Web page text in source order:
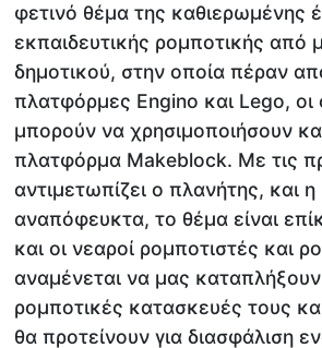
φετινό θέμα της καθιερωμένης
εκπαιδευτικής ρομποτικής από
δημοτικού, στην οποία πέραν
πλατφόρμες Engino και Lego, οι
μπορούν να χρησιμοποιήσουν
πλατφόρμα Makeblock. Με τις
αντιμετωπίζει ο πλανήτης, και
αναπόφευκτα, το θέμα είναι
και οι νεαροί ρομποτιστές και
αναμένεται να μας καταπλήξουν
ρομποτικές κατασκευές τους
θα προτείνουν για διασφάλιση